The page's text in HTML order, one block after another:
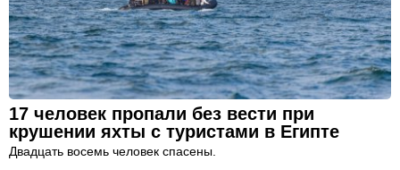
17 человек пропали без вести при
крушении яхты с туристами в Египте
Двадцать восемь человек спасены.